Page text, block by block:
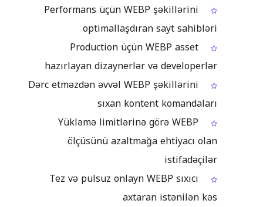
Performans üçün WEBP şəkillərini
optimallaşdıran sayt sahibləri
Production üçün WEBP asset
hazırlayan dizaynerlər və developerlər
Dərc etməzdən əvvəl WEBP şəkillərini
sıxan kontent komandaları
Yükləmə limitlərinə görə WEBP
ölçüsünü azaltmağa ehtiyacı olan
istifadəçilər
Tez və pulsuz onlayn WEBP sıxıcı
axtaran istənilən kəs